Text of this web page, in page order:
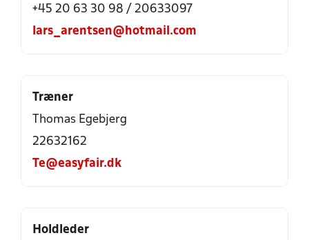
+45 20 63 30 98 / 20633097
lars_arentsen@hotmail.com
Træner
Thomas Egebjerg
22632162
Te@easyfair.dk
Holdleder